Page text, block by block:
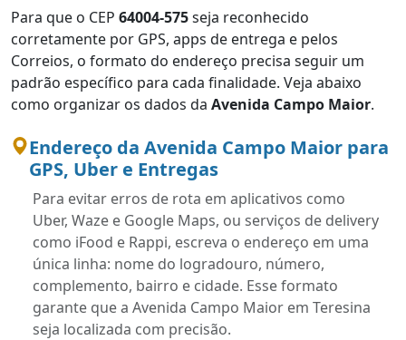
Para que o CEP 64004-575seja reconhecido
corretamente por GPS, apps de entrega e pelos
Correios, o formato do endereço precisa seguir um
padrão específico para cada finalidade. Veja abaixo
como organizar os dados da Avenida Campo Maior.
Endereço da Avenida Campo Maior para
GPS, Uber e Entregas
Para evitar erros de rota em aplicativos como
Uber, Waze e Google Maps, ou serviços de delivery
como iFood e Rappi, escreva o endereço em uma
única linha: nome do logradouro, número,
complemento, bairro e cidade. Esse formato
garante que a Avenida Campo Maior em Teresina
seja localizada com precisão.